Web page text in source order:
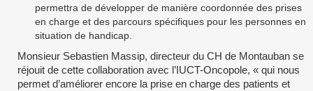
permettra de développer de manière coordonnée des prises
en charge et des parcours spécifiques pour les personnes en
situation de handicap.
Monsieur Sebastien Massip, directeur du CH de Montauban se
réjouit de cette collaboration avec l’IUCT-Oncopole, « qui nous
permet d’améliorer encore la prise en charge des patients et